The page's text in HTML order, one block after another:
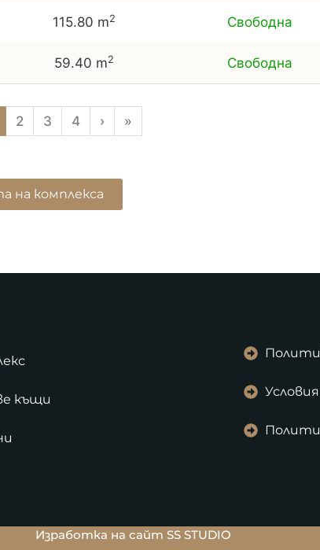
115.80 m2 Свободна
59.40 m2 Свободна
2 3 4 › »
на комплекса
къщи
Изработка на сайт SS STUDIO